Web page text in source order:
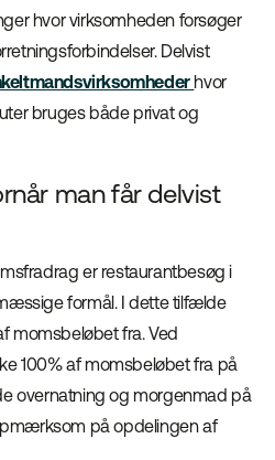
hvor virksomheden forsøger
Delvist
hvor
bruges både privat og
man får delvist
er restaurantbesøg i
formål. I dette tilfælde
momsbeløbet fra. Ved
100% af momsbeløbet fra på
overnatning og morgenmad på
på opdelingen af